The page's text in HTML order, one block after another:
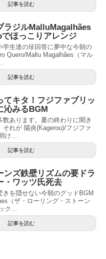
記事を読む
ラジルMalluMagalhães
ほっこりアレンジ
学生達の珍回答に夢中な今朝の
Quero/Mallu Magalhães（マル
記事を読む
てキタ！フジファブリッ
沁みるBGM
あります。夏の終わりに聞き
それが 陽炎(Kagerou)/フジファ
け...
記事を読む
ンズ鉄壁リズムの要ドラ
・ワッツ氏死去
きを隠せない今朝のグッドBGM
（ザ・ローリング・ストーン
ク...
記事を読む